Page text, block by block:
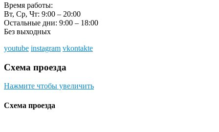
Время работы:
Вт, Ср, Чт: 9:00 – 20:00
Остальные дни: 9:00 – 18:00
Без выходных
youtube instagram vkontakte
Схема проезда
Нажмите чтобы увеличить
Схема проезда